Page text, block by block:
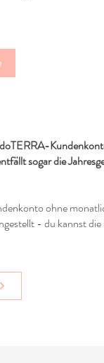
sogar die
ohne
- du kannst